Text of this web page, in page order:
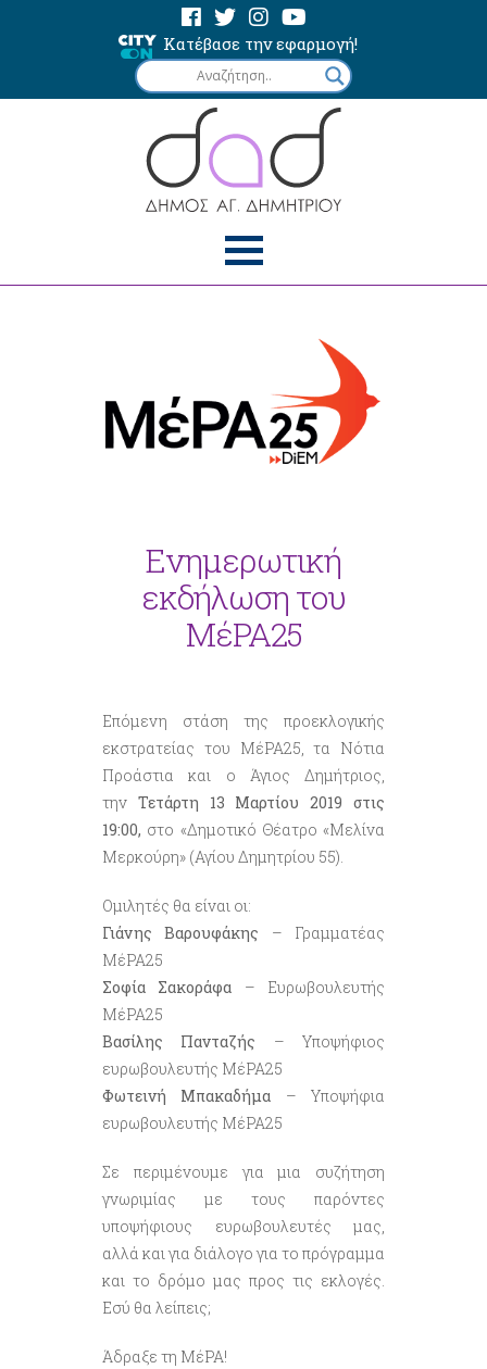
Κατέβασε την εφαρμογή!
Ενημερωτική
εκδήλωση του
ΜέΡΑ25
Επόμενη στάση της προεκλογικής
εκστρατείας του ΜέΡΑ25, τα Νότια
Προάστια και ο Άγιος Δημήτριος,
την Τετάρτη 13 Μαρτίου 2019 στις
19:00, στο «Δημοτικό Θέατρο «Μελίνα
Μερκούρη» (Αγίου Δημητρίου 55).
Ομιλητές θα είναι οι:
Γιάνης Βαρουφάκης – Γραμματέας
ΜέΡΑ25
Σοφία Σακοράφα – Ευρωβουλευτής
ΜέΡΑ25
Βασίλης Πανταζής – Υποψήφιος
ευρωβουλευτής ΜέΡΑ25
Φωτεινή Μπακαδήμα – Υποψήφια
ευρωβουλευτής ΜέΡΑ25
Σε περιμένουμε για μια συζήτηση
γνωριμίας με τους παρόντες
υποψήφιους ευρωβουλευτές μας,
αλλά και για διάλογο για το πρόγραμμα
και το δρόμο μας προς τις εκλογές.
Εσύ θα λείπεις;
Άδραξε τη ΜέΡΑ!